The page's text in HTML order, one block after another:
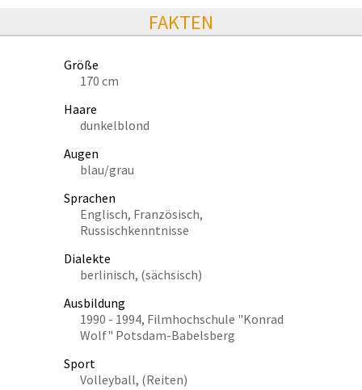
FAKTEN
Größe
170 cm
Haare
dunkelblond
Augen
blau/grau
Sprachen
Englisch, Französisch,
Russischkenntnisse
Dialekte
berlinisch, (sächsisch)
Ausbildung
1990 - 1994, Filmhochschule "Konrad
Wolf" Potsdam-Babelsberg
Sport
Volleyball, (Reiten)